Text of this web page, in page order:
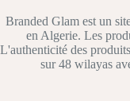
Branded Glam est un
en Algerie. Les
L'authenticité des
sur 48 wilayas